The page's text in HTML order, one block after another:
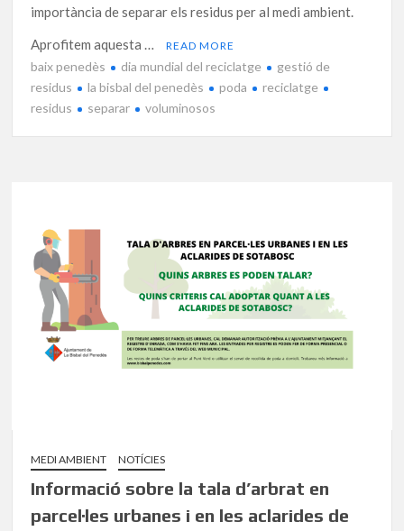
importància de separar els residus per al medi ambient.
Aprofitem aquesta …
READ MORE
baix penedès dia mundial del reciclatge
gestió de
residus
la bisbal del penedès poda
reciclatge
residus
separar voluminosos
MEDI AMBIENT NOTÍCIES
Informació sobre la tala d’arbrat en
parcel·les urbanes i en les aclarides de